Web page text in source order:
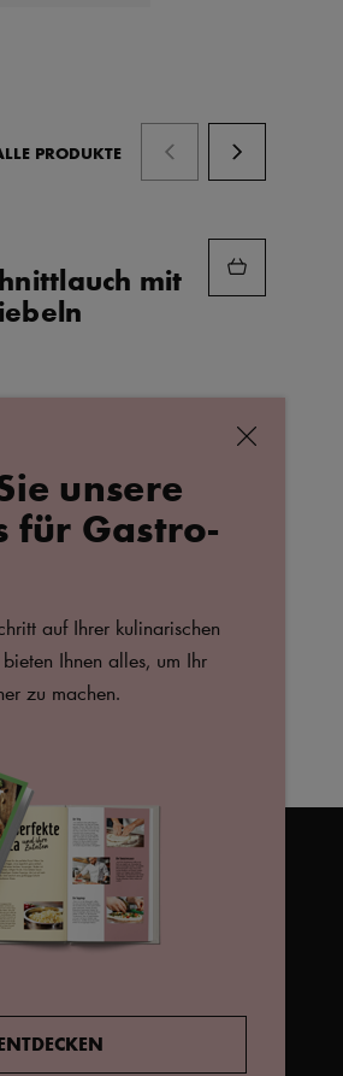
PRODUKTE
mit
ALLE REZEPTE
Frischkäse
schließen
unsere
für Gastro-
auf Ihrer kulinarischen
Ihnen alles, um Ihr
zu machen.